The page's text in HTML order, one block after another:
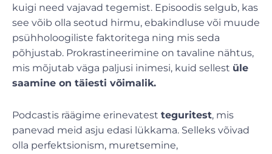
kuigi need vajavad tegemist. Episoodis selgub, kas
see võib olla seotud hirmu, ebakindluse või muude
psühholoogiliste faktoritega ning mis seda
põhjustab. Prokrastineerimine on tavaline nähtus,
mis mõjutab väga paljusi inimesi, kuid sellest üle
saamine on täiesti võimalik.
Podcastis räägime erinevatest teguritest, mis
panevad meid asju edasi lükkama. Selleks võivad
olla perfektsionism, muretsemine,